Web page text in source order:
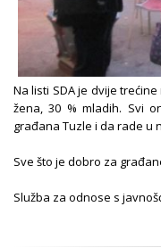
Na listi SDA je dvije
žena, 30 % mladih. Svi
građana Tuzle i da rade u
Sve što je dobro za
Služba za odnose s